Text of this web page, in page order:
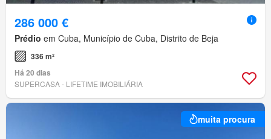
286 000 €
Prédio em Cuba, Município de Cuba, Distrito de Beja
336 m²
Há 20 dias
SUPERCASA - LIFETIME IMOBILIÁRIA
muita procura